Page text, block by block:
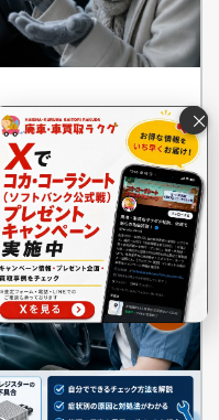
ぬるい・温まらない時
×